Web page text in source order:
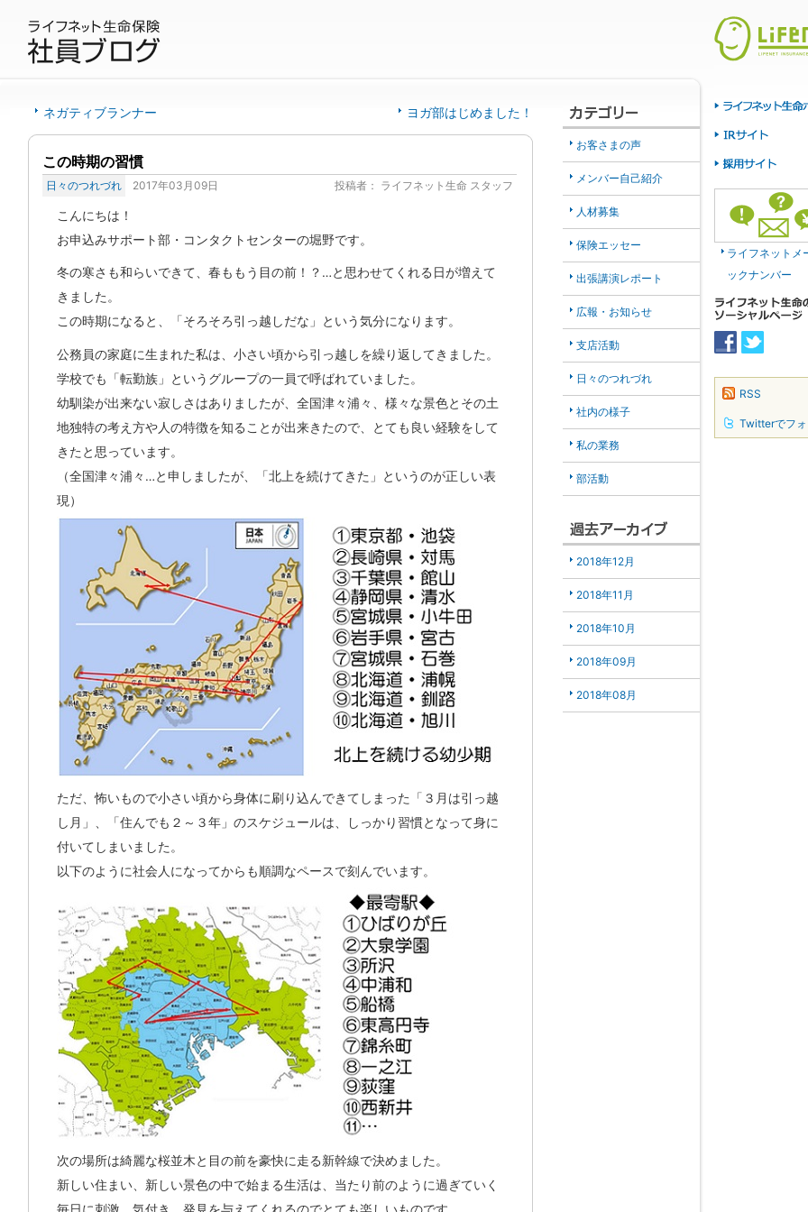
ネガティブランナー ヨガ部はじめました！
この時期の習慣
日々のつれづれ 2017年03月09日 投稿者： ライフネット生命 スタッフ
こんにちは！
お申込みサポート部・コンタクトセンターの堀野です。
冬の寒さも和らいできて、春ももう目の前！？…と思わせてくれる日が増えて
きました。
この時期になると、「そろそろ引っ越しだな」という気分になります。
公務員の家庭に生まれた私は、小さい頃から引っ越しを繰り返してきました。
学校でも「転勤族」というグループの一員で呼ばれていました。
幼馴染が出来ない寂しさはありましたが、全国津々浦々、様々な景色とその土
地独特の考え方や人の特徴を知ることが出来きたので、とても良い経験をして
きたと思っています。
（全国津々浦々…と申しましたが、「北上を続けてきた」というのが正しい表
現）
ただ、怖いもので小さい頃から身体に刷り込んできてしまった「３月は引っ越
し月」、「住んでも２～３年」のスケジュールは、しっかり習慣となって身に
付いてしまいました。
以下のように社会人になってからも順調なペースで刻んでいます。
次の場所は綺麗な桜並木と目の前を豪快に走る新幹線で決めました。
新しい住まい、新しい景色の中で始まる生活は、当たり前のように過ぎていく
お客さまの声
メンバー自己紹介
人材募集
保険エッセー
出張講演レポート
広報・お知らせ
支店活動
日々のつれづれ
社内の様子
私の業務
部活動
2018年12月
2018年11月
2018年10月
2018年09月
2018年08月
ライフネットメ
ックナンバー
RSS
Twitterでフ